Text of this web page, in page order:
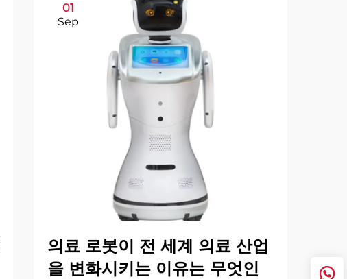
01
Sep
의료 로봇이 전 세계 의료 산업
을 변화시키는 이유는 무엇인
성